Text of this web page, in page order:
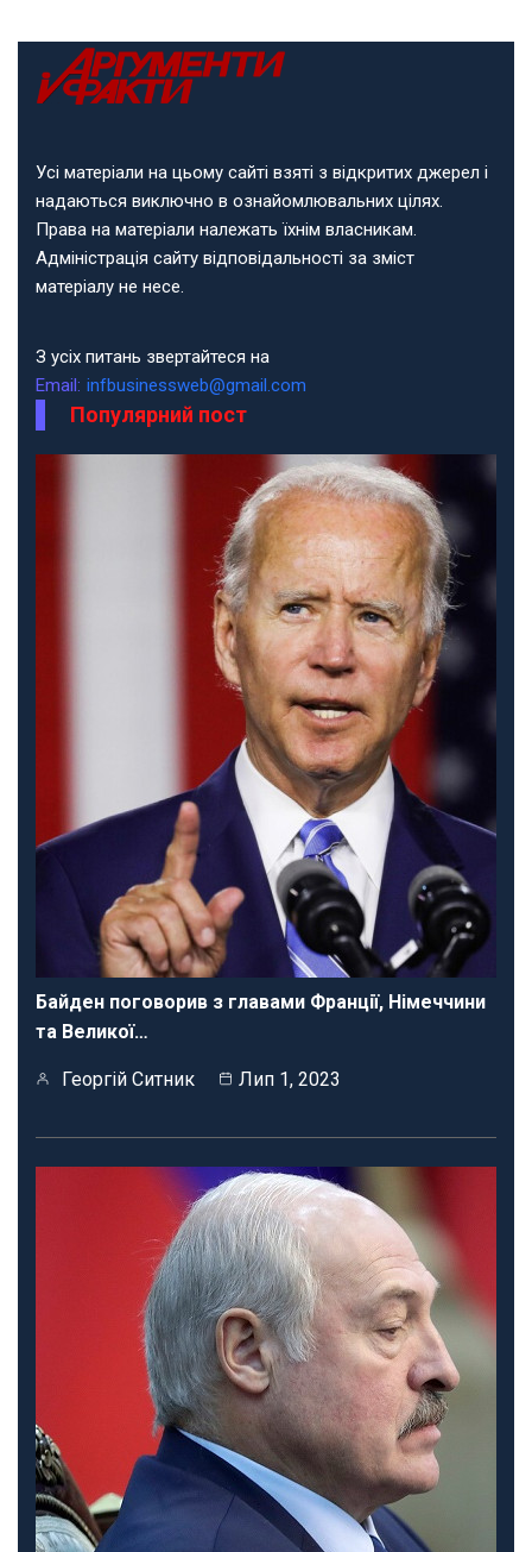
Усі матеріали на цьому сайті взяті з відкритих джерел і
надаються виключно в ознайомлювальних цілях.
Права на матеріали належать їхнім власникам.
Адміністрація сайту відповідальності за зміст
матеріалу не несе.
З усіх питань звертайтеся на
Email: infbusinessweb@gmail.com
Популярний пост
Байден поговорив з главами Франції, Німеччини
та Великої…
Георгій Ситник Лип 1, 2023